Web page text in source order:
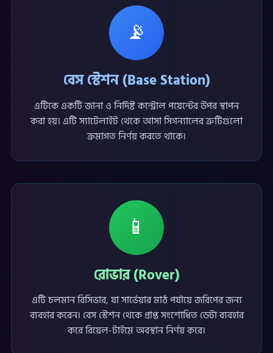
📡
বেস স্টেশন (Base Station)
এটিকে একটি জানা ও নির্দিষ্ট কন্ট্রোল পয়েন্টের উপর স্থাপন
করা হয়। এটি স্যাটেলাইট থেকে আসা সিগন্যালের ত্রুটিগুলো
ক্রমাগত নির্ণয় করতে থাকে।
📱
রোভার (Rover)
এটি চলমান রিসিভার, যা সার্ভেয়ার মাঠ পর্যায়ে জরিপের জন্য
ব্যবহার করেন। বেস স্টেশন থেকে প্রাপ্ত সংশোধিত ডেটা ব্যবহার
করে রিয়েল-টাইমে অবস্থান নির্ণয় করে।